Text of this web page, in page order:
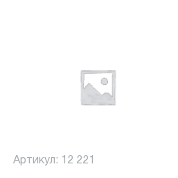
Артикул: 12 221